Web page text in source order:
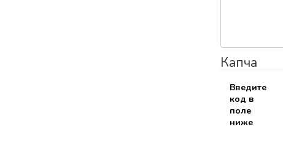
Капча
Введите
код в
поле
ниже